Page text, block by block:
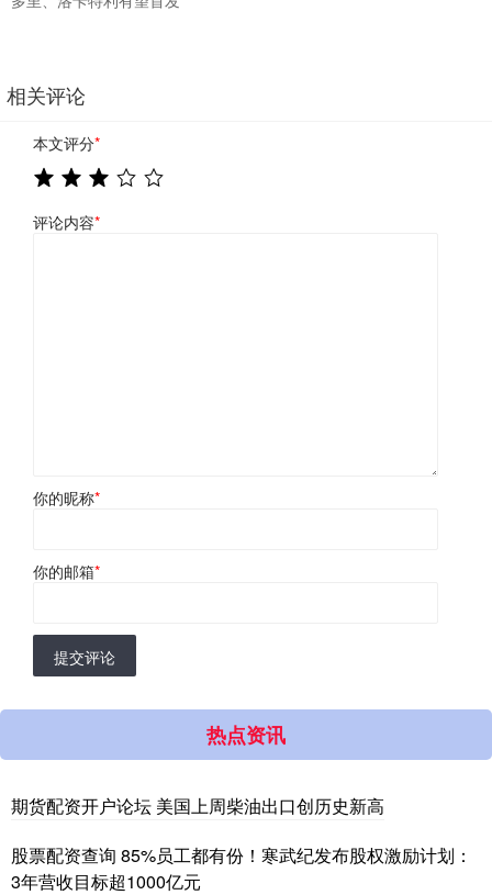
相关评论
本文评分*
评论内容*
你的昵称*
你的邮箱*
提交评论
热点资讯
期货配资开户论坛 美国上周柴油出口创历史新高
股票配资查询 85%员工都有份！寒武纪发布股权激励计划：
3年营收目标超1000亿元